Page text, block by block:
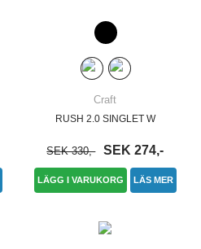
Craft
RUSH 2.0 SINGLET W
SEK 330,- SEK 274,-
LÄGG I VARUKORG LÄS MER